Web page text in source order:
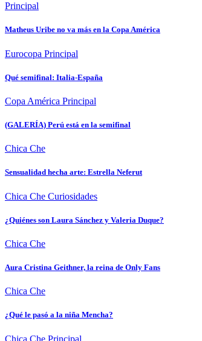
Principal
Matheus Uribe no va más en la Copa América
Eurocopa Principal
Qué semifinal: Italia-España
Copa América Principal
(GALERÍA) Perú está en la semifinal
Chica Che
Sensualidad hecha arte: Estrella Neferut
Chica Che Curiosidades
¿Quiénes son Laura Sánchez y Valeria Duque?
Chica Che
Aura Cristina Geithner, la reina de Only Fans
Chica Che
¿Qué le pasó a la niña Mencha?
Chica Che Principal